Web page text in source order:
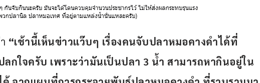
“เช้านี้เห็นข่าวแว๊บๆ เรื่องคนจับปลาหมอคางดำได้ที่
กใจครับ เพราะว่ามันเป็นปลา 3 น้ำ สามารถหากินอยู่ใน